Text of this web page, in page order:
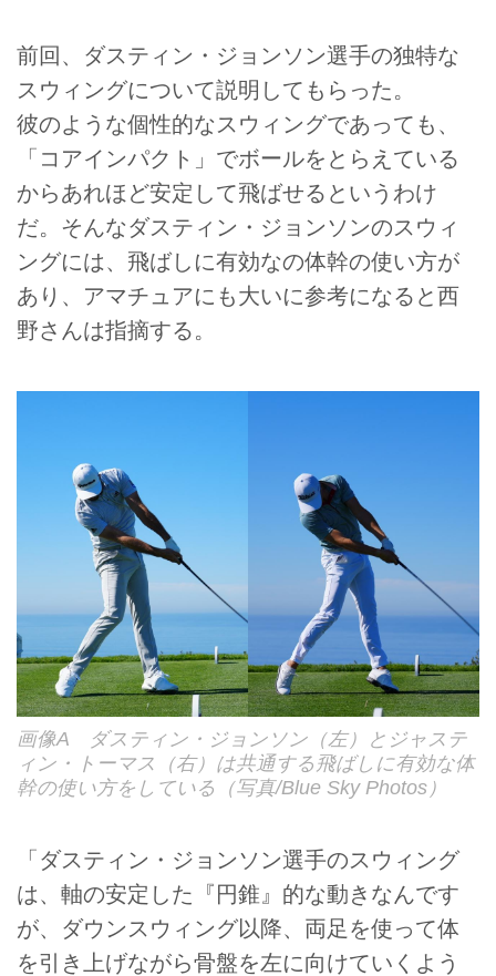
前回、ダスティン・ジョンソン選手の独特な
スウィングについて説明してもらった。
彼のような個性的なスウィングであっても、
「コアインパクト」でボールをとらえている
からあれほど安定して飛ばせるというわけ
だ。そんなダスティン・ジョンソンのスウィ
ングには、飛ばしに有効なの体幹の使い方が
あり、アマチュアにも大いに参考になると西
野さんは指摘する。
画像A ダスティン・ジョンソン（左）とジャステ
ィン・トーマス（右）は共通する飛ばしに有効な体
幹の使い方をしている（写真/Blue Sky Photos）
「ダスティン・ジョンソン選手のスウィング
は、軸の安定した『円錐』的な動きなんです
が、ダウンスウィング以降、両足を使って体
を引き上げながら骨盤を左に向けていくよう